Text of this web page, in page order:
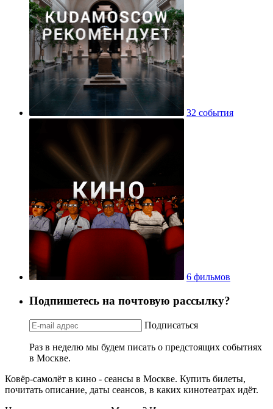
32 события
6 фильмов
Подпишетесь на почтовую рассылку?
Подписаться
Раз в неделю мы будем писать о предстоящих событиях
в Москве.
Ковёр-самолёт в кино - сеансы в Москве. Купить билеты,
почитать описание, даты сеансов, в каких кинотеатрах идёт.